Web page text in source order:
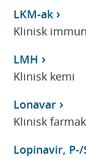
LKM-ak
Klinisk
LMH
Klinisk kemi
Lonavar
Klinisk
Lopinavir, P-/